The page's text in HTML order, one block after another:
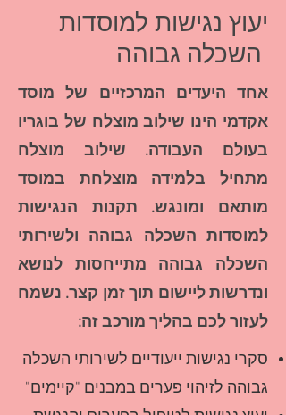
אחד היעדים המרכזיים של מוסד
אקדמי הינו שילוב מוצלח של בוגריו
בעולם העבודה. שילוב מוצלח
מתחיל בלמידה מוצלחת במוסד
מותאם ומונגש. תקנות הנגישות
למוסדות השכלה גבוהה ולשירותי
השכלה גבוהה מתייחסות לנושא
ונדרשות ליישום תוך זמן קצר. נשמח
לעזור לכם בהליך מורכב זה:
סקרי נגישות ייעודיים לשירותי השכלה
גבוהה לזיהוי פערים במבנים "קיימים"
יעוץ נגישות למוסדות